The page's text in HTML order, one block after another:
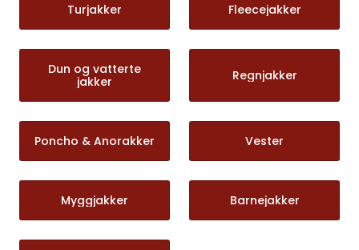
Turjakker Fleecejakker
Dun og vatterte
jakker
Regnjakker
Poncho & Anorakker Vester
Myggjakker Barnejakker
SOMMERSALG FISKE